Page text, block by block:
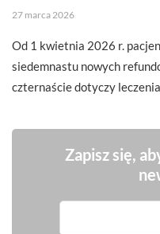
27 marca 2026
Od 1 kwietnia 2026 r.
siedemnastu nowych
czternaście dotyczy
Zapisz się,